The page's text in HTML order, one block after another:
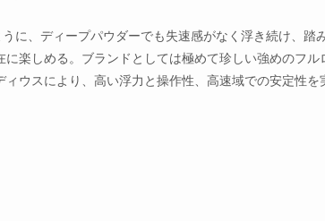
に、ディープパウダーでも失速感がなく浮き続け、踏
楽しめる。ブランドとしては極めて珍しい強めのフル
ウスにより、高い浮力と操作性、高速域での安定性を